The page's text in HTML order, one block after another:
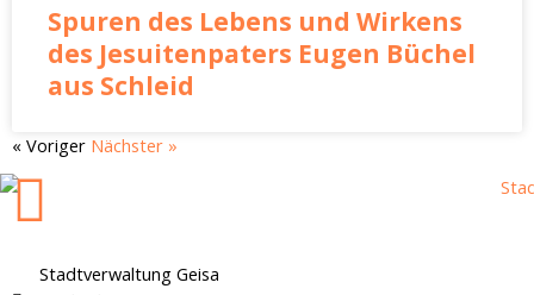
Spuren des Lebens und Wirkens
des Jesuitenpaters Eugen Büchel
aus Schleid
« Voriger Nächster »
Stadtverwaltung Geisa